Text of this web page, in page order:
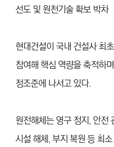
선도 및 원천기술 확보 박차
현대건설이 국내 건설사 최
참여해 핵심 역량을 축적하
정조준에 나서고 있다.
원전해체는 영구 정지, 안전
시설 해체, 부지 복원 등 최